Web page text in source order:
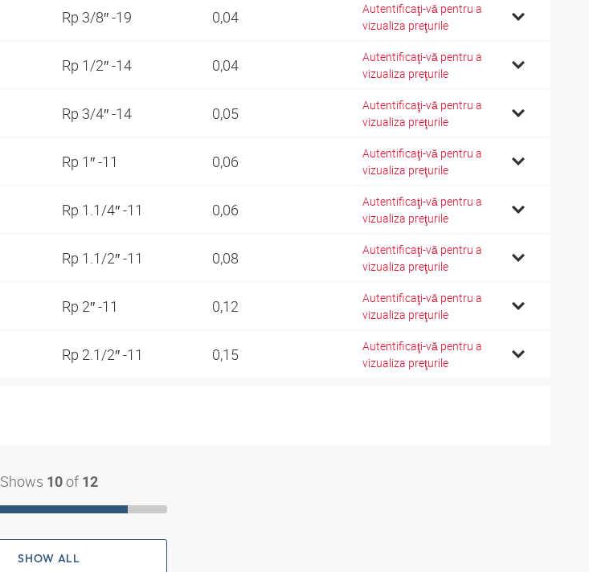
Rp 3/8″ -19 0,04
Autentificaţi-vă pentru a
vizualiza preţurile
Rp 1/2″ -14 0,04
Autentificaţi-vă pentru a
vizualiza preţurile
Rp 3/4″ -14 0,05
Autentificaţi-vă pentru a
vizualiza preţurile
Rp 1″ -11 0,06
Autentificaţi-vă pentru a
vizualiza preţurile
Rp 1.1/4″ -11 0,06
Autentificaţi-vă pentru a
vizualiza preţurile
Rp 1.1/2″ -11 0,08
Autentificaţi-vă pentru a
vizualiza preţurile
Rp 2″ -11 0,12
Autentificaţi-vă pentru a
vizualiza preţurile
Rp 2.1/2″ -11 0,15
Autentificaţi-vă pentru a
vizualiza preţurile
Shows 10 of 12
SHOW ALL